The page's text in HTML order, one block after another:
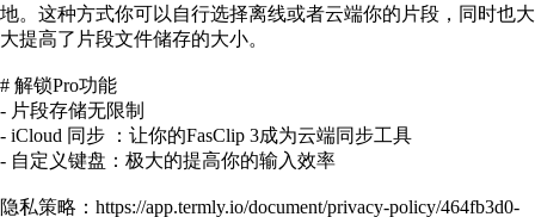
地。这种方式你可以自行选择离线或者云端你的片段，同时也大
大提高了片段文件储存的大小。
# 解锁Pro功能
- 片段存储无限制
- iCloud 同步 ：让你的FasClip 3成为云端同步工具
- 自定义键盘：极大的提高你的输入效率
隐私策略：https://app.termly.io/document/privacy-policy/464fb3d0-